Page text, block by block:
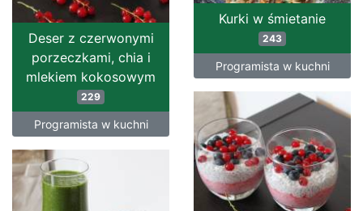
Kurki w śmietanie
243
Programista w kuchni
Deser z czerwonymi
porzeczkami, chia i
mlekiem kokosowym
229
Programista w kuchni